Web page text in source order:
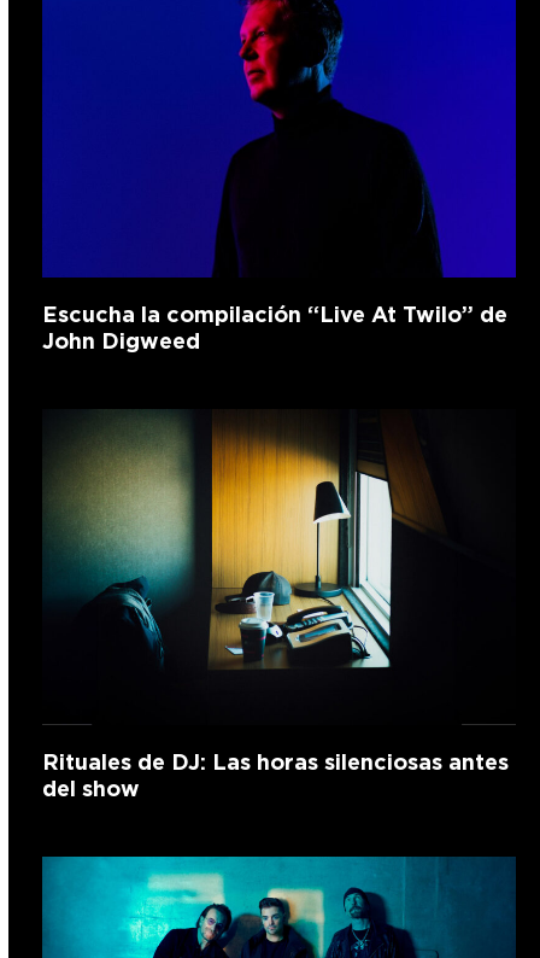
Escucha la compilación “Live At Twilo” de
John Digweed
Rituales de DJ: Las horas silenciosas antes
del show